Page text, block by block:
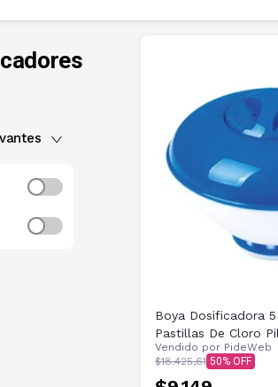
Boya Dosificadora 5 Pearl Para
Pastillas De Cloro
Vendido por PideWeb
$18.425,61 50